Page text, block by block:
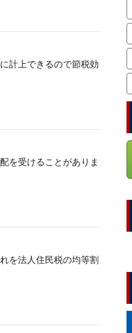
計上できるので節税効
を受けることがありま
を法人住民税の均等割